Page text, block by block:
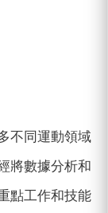
不同運動領域
將數據分析和
點工作和技能